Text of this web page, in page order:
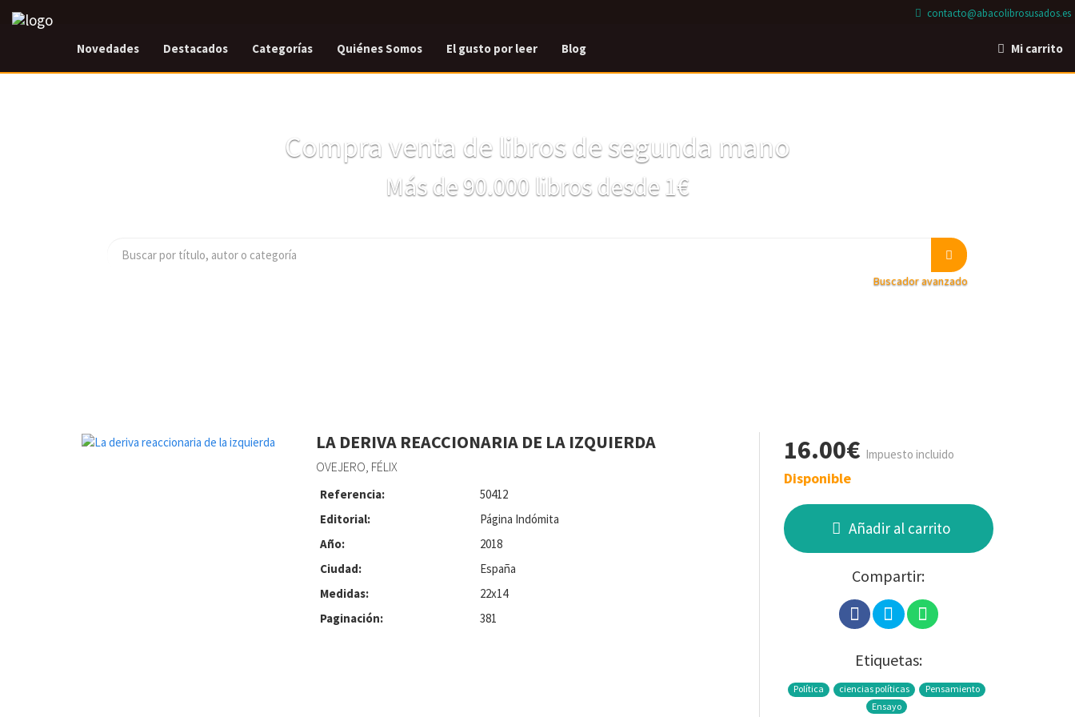
contacto@abacolibrosusados.es
Novedades Destacados Categorías Quiénes Somos El gusto por leer Blog Mi carrito
Compra venta de libros de segunda mano
Más de 90.000 libros desde 1€
Buscador avanzado
LA DERIVA REACCIONARIA DE LA IZQUIERDA
OVEJERO, FÉLIX
Referencia:
50412
Editorial:
Página Indómita
Año:
2018
Ciudad:
España
Medidas:
22x14
Paginación:
381
16.00€ Impuesto incluido
Disponible
Añadir al carrito
Compartir:
Etiquetas:
Política ciencias políticas
Pensamiento
Ensayo